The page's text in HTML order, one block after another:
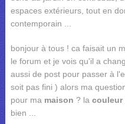
espaces extérieurs, tout en
contemporain ...
bonjour à tous ! ca faisait un
le forum et je vois qu'il a
aussi de post pour passer à
soit pas fini ) alors ma
pour ma maison ? la couleur
bien ...